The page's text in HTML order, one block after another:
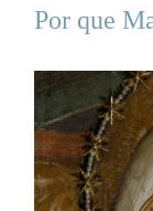
Por que